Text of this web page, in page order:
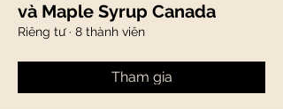
và Maple Syrup Canada
Riêng tư · 8 thành viên
Tham gia